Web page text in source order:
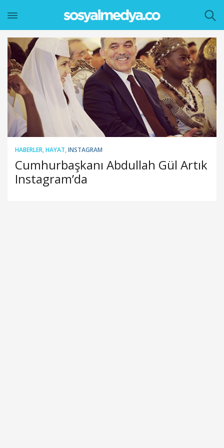
HABERLER,HAYAT,INSTAGRAM
Cumhurbaşkanı Abdullah Gül Artık
Instagram’da